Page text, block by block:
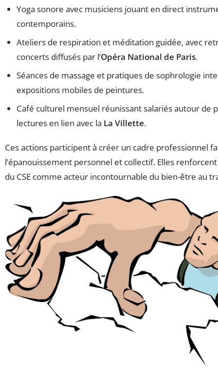
Yoga sonore avec musiciens jouant en direct
contemporains.
Ateliers de respiration et méditation guidée, avec
concerts diffusés par l’Opéra National de Paris.
Séances de massage et pratiques de sophrologie
expositions mobiles de peintures.
Café culturel mensuel réunissant salariés autour de
lectures en lien avec la La Villette.
Ces actions participent à créer un cadre professionnel
l’épanouissement personnel et collectif. Elles
du CSE comme acteur incontournable du bien-être au